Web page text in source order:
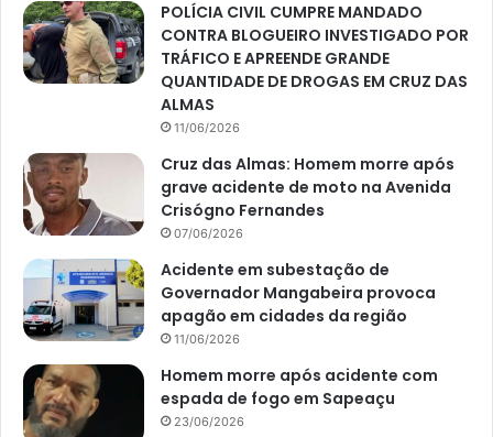
POLÍCIA CIVIL CUMPRE MANDADO
CONTRA BLOGUEIRO INVESTIGADO POR
TRÁFICO E APREENDE GRANDE
QUANTIDADE DE DROGAS EM CRUZ DAS
ALMAS
11/06/2026
Cruz das Almas: Homem morre após
grave acidente de moto na Avenida
Crisógno Fernandes
07/06/2026
Acidente em subestação de
Governador Mangabeira provoca
apagão em cidades da região
11/06/2026
Homem morre após acidente com
espada de fogo em Sapeaçu
23/06/2026